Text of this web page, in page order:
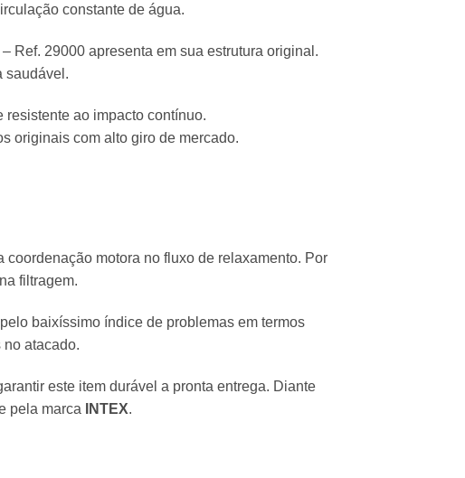
constante de água.
Ref. 29000 apresenta em sua estrutura original.
saudável.
ao impacto contínuo.
originais com alto giro de mercado.
coordenação motora no fluxo de relaxamento. Por
filtragem.
baixíssimo índice de problemas em termos
atacado.
este item durável a pronta entrega. Diante
pela marca
INTEX.